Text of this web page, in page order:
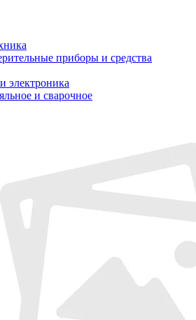
приборы и средства
электроника
и сварочное